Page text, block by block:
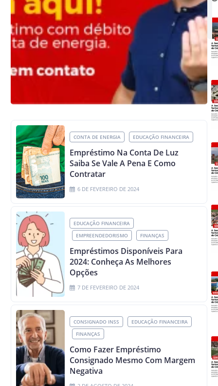
CONTA DE ENERGIA EDUCAÇÃO FINANCEIRA
Empréstimo Na Conta De Luz
Saiba Se Vale A Pena E Como
Contratar
6 DE FEVEREIRO DE 2024
EDUCAÇÃO FINANCEIRA
EMPREENDEDORISMO
FINANÇAS
Empréstimos Disponíveis Para
2024: Conheça As Melhores
Opções
7 DE FEVEREIRO DE 2024
CONSIGNADO INSS
EDUCAÇÃO FINANCEIRA
FINANÇAS
Como Fazer Empréstimo
Consignado Mesmo Com Margem
Negativa